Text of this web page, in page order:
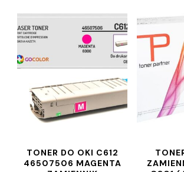
TONER DO OKI C612
46507506 MAGENTA